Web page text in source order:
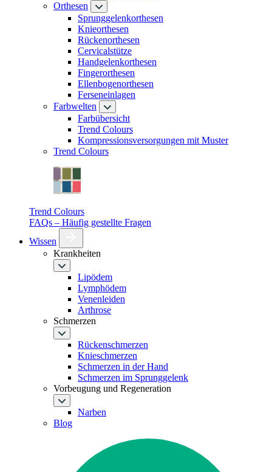
Orthesen
Sprunggelenkorthesen
Knieorthesen
Rückenorthesen
Cervicalstütze
Handgelenkorthesen
Fingerorthesen
Ellenbogenorthesen
Ferseneinlagen
Farbwelten
Farbübersicht
Trend Colours
Kompressionsversorgungen mit Muster
Trend Colours
Trend Colours
FAQs – Häufig gestellte Fragen
Wissen
Krankheiten
Lipödem
Lymphödem
Venenleiden
Arthrose
Schmerzen
Rückenschmerzen
Knieschmerzen
Schmerzen in der Hand
Schmerzen im Sprunggelenk
Vorbeugung und Regeneration
Narben
Blog